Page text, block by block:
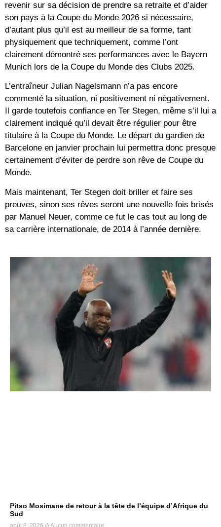
revenir sur sa décision de prendre sa retraite et d’aider
son pays à la Coupe du Monde 2026 si nécessaire,
d’autant plus qu’il est au meilleur de sa forme, tant
physiquement que techniquement, comme l’ont
clairement démontré ses performances avec le Bayern
Munich lors de la Coupe du Monde des Clubs 2025.
L’entraîneur Julian Nagelsmann n’a pas encore
commenté la situation, ni positivement ni négativement.
Il garde toutefois confiance en Ter Stegen, même s’il lui a
clairement indiqué qu’il devait être régulier pour être
titulaire à la Coupe du Monde. Le départ du gardien de
Barcelone en janvier prochain lui permettra donc presque
certainement d’éviter de perdre son rêve de Coupe du
Monde.
Mais maintenant, Ter Stegen doit briller et faire ses
preuves, sinon ses rêves seront une nouvelle fois brisés
par Manuel Neuer, comme ce fut le cas tout au long de
sa carrière internationale, de 2014 à l’année dernière.
Pitso Mosimane de retour à la tête de l’équipe d’Afrique du
Sud